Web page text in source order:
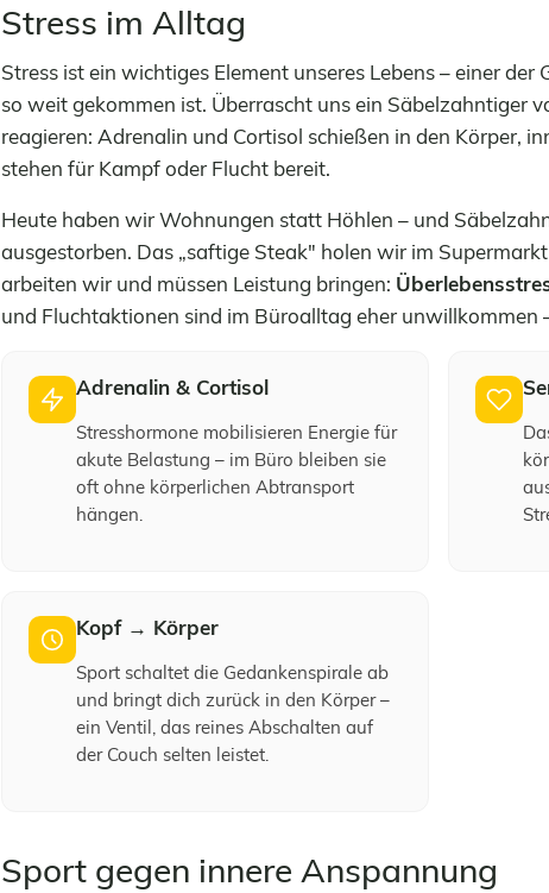
Stress im Alltag
Stress ist ein wichtiges Element unseres Lebens – einer der
so weit gekommen ist. Überrascht uns ein Säbelzahntiger
reagieren: Adrenalin und Cortisol schießen in den Körper,
stehen für Kampf oder Flucht bereit.
Heute haben wir Wohnungen statt Höhlen – und
ausgestorben. Das „saftige Steak" holen wir im
arbeiten wir und müssen Leistung bringen:
und Fluchtaktionen sind im Büroalltag eher unwillkommen
Adrenalin & Cortisol
Stresshormone mobilisieren Energie für
akute Belastung – im Büro bleiben sie
oft ohne körperlichen Abtransport
hängen.
Kopf → Körper
Sport schaltet die Gedankenspirale ab
und bringt dich zurück in den Körper –
ein Ventil, das reines Abschalten auf
der Couch selten leistet.
Sport gegen innere Anspannung